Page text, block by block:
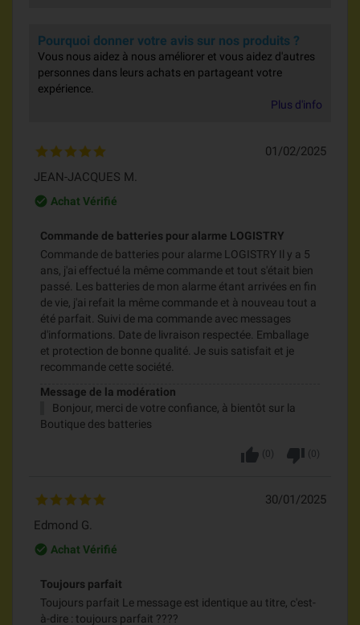
Pourquoi donner votre avis sur nos produits ?
Vous nous aidez à nous améliorer et vous aidez d'autres
personnes dans leurs achats en partageant votre
expérience.
Plus d'info
01/02/2025
JEAN-JACQUES M.
check_circle_outline
Achat Vérifié
Commande de batteries pour alarme LOGISTRY
Commande de batteries pour alarme LOGISTRY Il y a 5
ans, j'ai effectué la même commande et tout s'était bien
passé. Les batteries de mon alarme étant arrivées en fin
de vie, j'ai refait la même commande et à nouveau tout a
été parfait. Suivi de ma commande avec messages
d'informations. Date de livraison respectée. Emballage
et protection de bonne qualité. Je suis satisfait et je
recommande cette société.
Message de la modération
Bonjour, merci de votre confiance, à bientôt sur la
Boutique des batteries
thumb_up (0 ) thumb_down (0 )
30/01/2025
Edmond G.
check_circle_outline
Achat Vérifié
Toujours parfait
Toujours parfait Le message est identique au titre, c'est-
à-dire : toujours parfait ????